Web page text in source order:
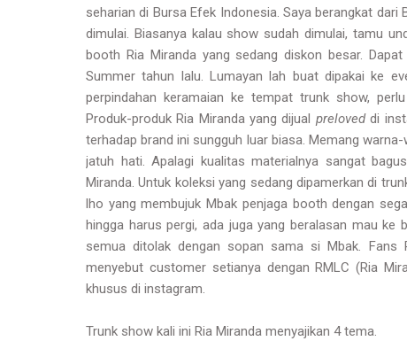
seharian di Bursa Efek Indonesia. Saya berangkat
dimulai. Biasanya kalau show sudah dimulai, tamu
booth Ria Miranda yang sedang diskon besar.
Summer tahun lalu. Lumayan lah buat dipakai ke
perpindahan keramaian ke tempat trunk show,
Produk-produk Ria Miranda yang dijual preloveddi
terhadap brand ini sungguh luar biasa. Memang
jatuh hati. Apalagi kualitas materialnya sangat
Miranda. Untuk koleksi yang sedang dipamerkan di
lho yang membujuk Mbak penjaga booth dengan
hingga harus pergi, ada juga yang beralasan mau
semua ditolak dengan sopan sama si Mbak. Fans
menyebut customer setianya dengan RMLC (Ria
khusus di instagram.
Trunk show kali ini Ria Miranda menyajikan 4 tema.